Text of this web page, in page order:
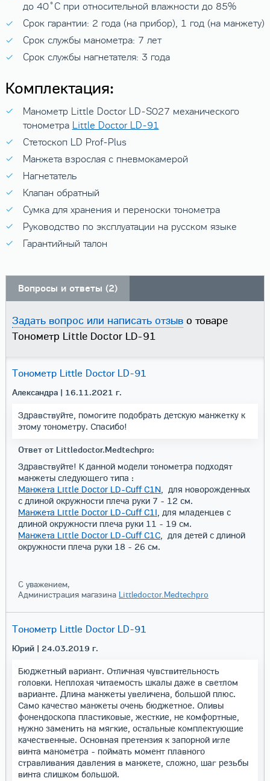
до 40˚C при относительной влажности до 85%
Срок гарантии: 2 года (на прибор), 1 год (на манжету)
Срок службы манометра: 7 лет
Срок службы нагнетателя: 3 года
Комплектация:
Манометр Little Doctor LD-S027 механического
тонометра Little Doctor LD-91
Стетоскоп LD Prof-Plus
Манжета взрослая с пневмокамерой
Нагнетатель
Клапан обратный
Сумка для хранения и переноски тонометра
Руководство по эксплуатации на русском языке
Гарантийный талон
Вопросы и ответы (2)
Задать вопрос или написать отзыво товаре
Тонометр Little Doctor LD-91
Тонометр Little Doctor LD-91
Александра| 16.11.2021 г.
Здравствуйте, помогите подобрать детскую манжетку к
этому тонометру. Спасибо!
Ответ от Littledoctor.Medtechpro:
Здравствуйте! К данной модели тонометра подходят
манжеты следующего типа :
Манжета Little Doctor LD-Cuff C1N, для новорожденных
с длиной окружности плеча руки 7 - 12 см.
Манжета Little Doctor LD-Cuff C1I , для младенцев с
длиной окружности плеча руки 11 - 19 см.
Манжета Little Doctor LD-Cuff C1C, для детей с длиной
окружности плеча руки 18 - 26 см.
С уважением,
Администрация магазина Littledoctor.Medtechpro
Тонометр Little Doctor LD-91
Юрий| 24.03.2019 г.
Бюджетный вариант. Отличная чувствительность
головки. Неплохая читаемость шкалы даже в светлом
варианте. Длина манжеты увеличена, большой плюс.
Само качество манжеты очень бюджетное. Оливы
фонендоскопа пластиковые, жесткие, не комфортные,
нужно заменить на мягкие, остальные комплектующие
качественные. Основная претензия к запорной игле
винта манометра - поймать момент плавного
стравливания давления в манжете, сложно, шаг резьбы
винта слишком большой.